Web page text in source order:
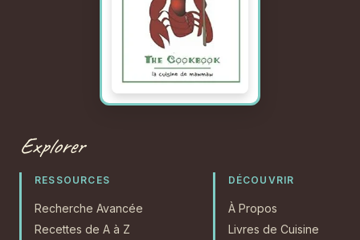
Explorer
RESSOURCES
Recherche Avancée
Recettes de A à Z
DÉCOUVRIR
À Propos
Livres de Cuisine